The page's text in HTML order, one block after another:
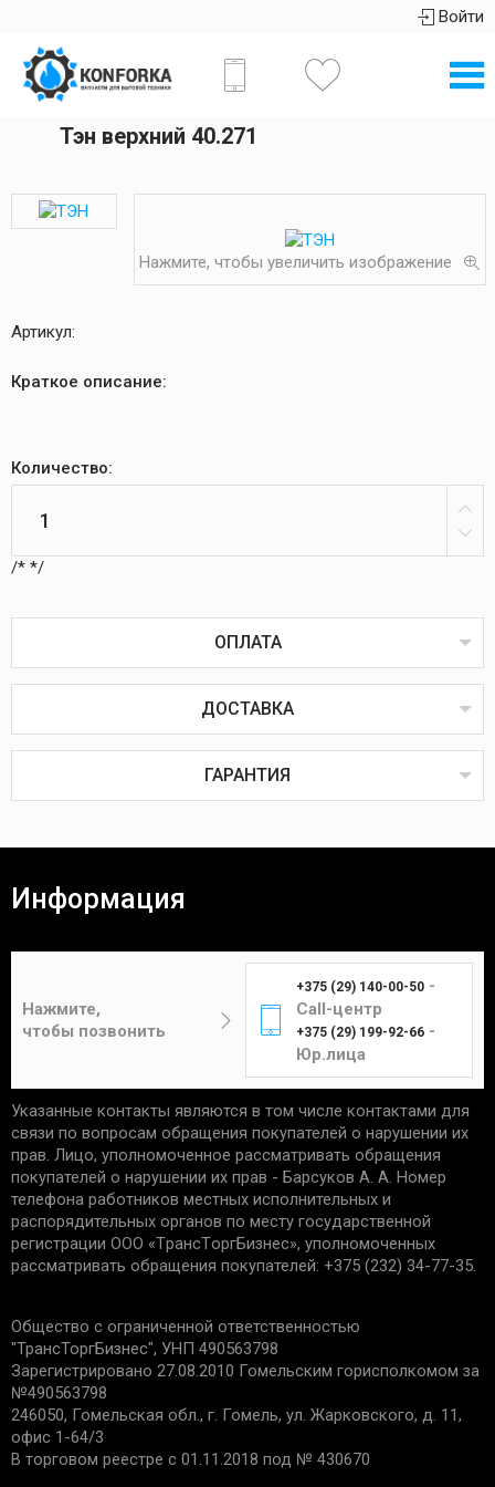
Войти
Тэн верхний 40.271
Нажмите, чтобы увеличить изображение
Артикул:
Краткое описание:
Количество:
/* */
ОПЛАТА
онлайн или через терминал в пунктах выдачи,
наличным или безналичным расчётом, через
ДОСТАВКА
среднем занимает 3-7 дней.
Цена составит от 4 до 12 рублей в
зависимости от габаритов и веса изделия.
Курьер
Доставка товаров курьером
осуществляется по будням с 10:00 до 22:00.
Гомель - 6 рублей
Могилев - 6 рублей
Светлогорск - 6 рублей
Речица - 6 рублей
ГАРАНТИЯ
Покупатель вправе вернуть товар в течение 14
необходимы:
отсутствие следов установки;
чек, подтверждающий приобретение;
Единственным подтверждением установки товара
является акт выполненных работ с названием
услуги и устанавливаемой детали. Гарантийные
обязательства не распространяются:
на запчасти со следами механических
повреждений.
воздействий, нарушения правил установки/
хранения;
на дефекты из-за износа деталей, в срок
установленный производителем;
если причиной поломки стала
Информация
Нажмите,
чтобы позвонить
+375 (29) 140-00-50 -
Call-центр
+375 (29) 199-92-66 -
Юр.лица
Указанные контакты являются в том числе контактами для
связи по вопросам обращения покупателей о нарушении их
прав. Лицо, уполномоченное рассматривать обращения
покупателей о нарушении их прав - Барсуков А. А. Номер
телефона работников местных исполнительных и
распорядительных органов по месту государственной
регистрации ООО «TрaнcТopгБизнec», уполномоченных
рассматривать обращения покупателей: +375 (232) 34-77-35.
Общество с ограниченной ответственностью
"ТрансТоргБизнес", УНП 490563798
Зарегистрировано 27.08.2010 Гомельским горисполкомом за
№490563798
246050, Гомельская обл., г. Гомель, ул. Жарковского, д. 11,
офис 1-64/3
В торговом реестре с 01.11.2018 под № 430670